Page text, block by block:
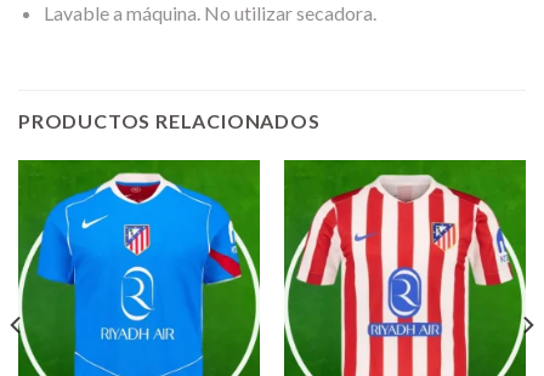
Lavable a máquina. No utilizar secadora.
PRODUCTOS RELACIONADOS